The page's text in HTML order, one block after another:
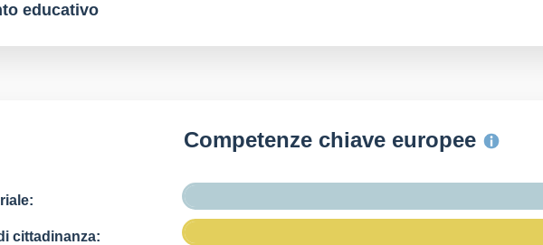
educativo
Competenze chiave europee
cittadinanza: